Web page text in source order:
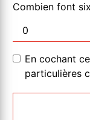
Combien font
En cochant
particulières